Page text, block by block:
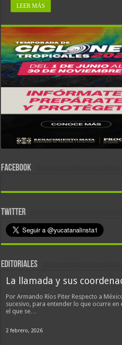
LEER MÁS
FACEBOOK
TWITTER
EDITORIALES
La llamada y sus
Por Armando Ríos Piter Respecto a
sucesivo, para entender lo que ocurre en
el que se…
2 febrero, 2026